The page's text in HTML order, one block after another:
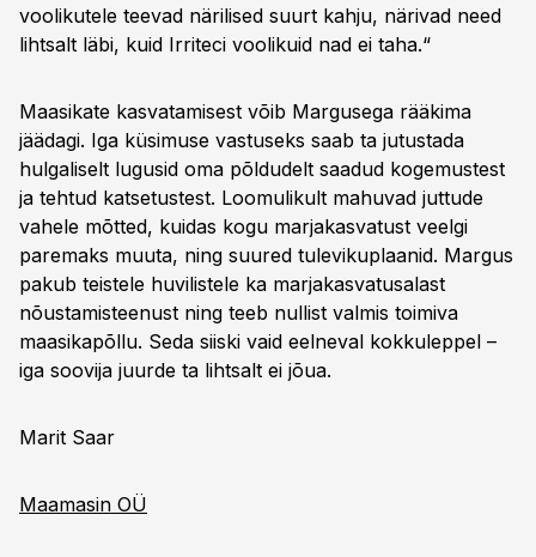
voolikutele teevad närilised suurt kahju, närivad need
lihtsalt läbi, kuid Irriteci voolikuid nad ei taha.“
Maasikate kasvatamisest võib Margusega rääkima
jäädagi. Iga küsimuse vastuseks saab ta jutustada
hulgaliselt lugusid oma põldudelt saadud kogemustest
ja tehtud katsetustest. Loomulikult mahuvad juttude
vahele mõtted, kuidas kogu marjakasvatust veelgi
paremaks muuta, ning suured tulevikuplaanid. Margus
pakub teistele huvilistele ka marjakasvatusalast
nõustamisteenust ning teeb nullist valmis toimiva
maasikapõllu. Seda siiski vaid eelneval kokkuleppel –
iga soovija juurde ta lihtsalt ei jõua.
Marit Saar
Maamasin OÜ